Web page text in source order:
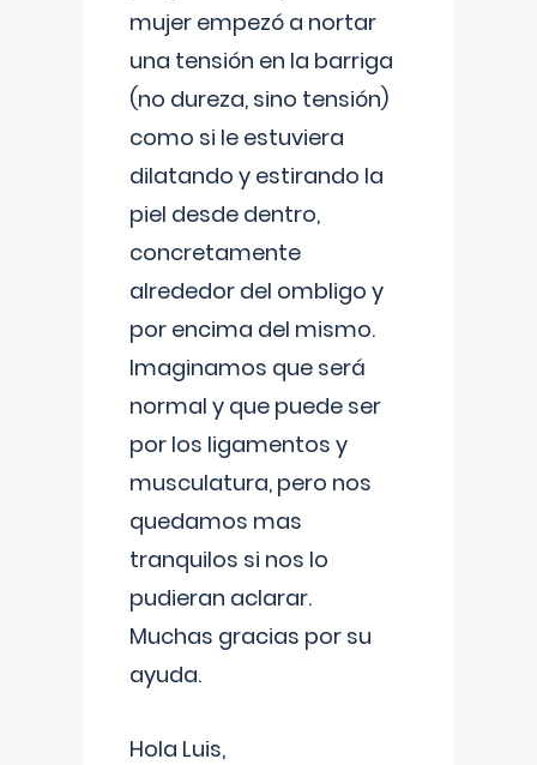
mujer empezó a nortar
una tensión en la barriga
(no dureza, sino tensión)
como si le estuviera
dilatando y estirando la
piel desde dentro,
concretamente
alrededor del ombligo y
por encima del mismo.
Imaginamos que será
normal y que puede ser
por los ligamentos y
musculatura, pero nos
quedamos mas
tranquilos si nos lo
pudieran aclarar.
Muchas gracias por su
ayuda.
Hola Luis,